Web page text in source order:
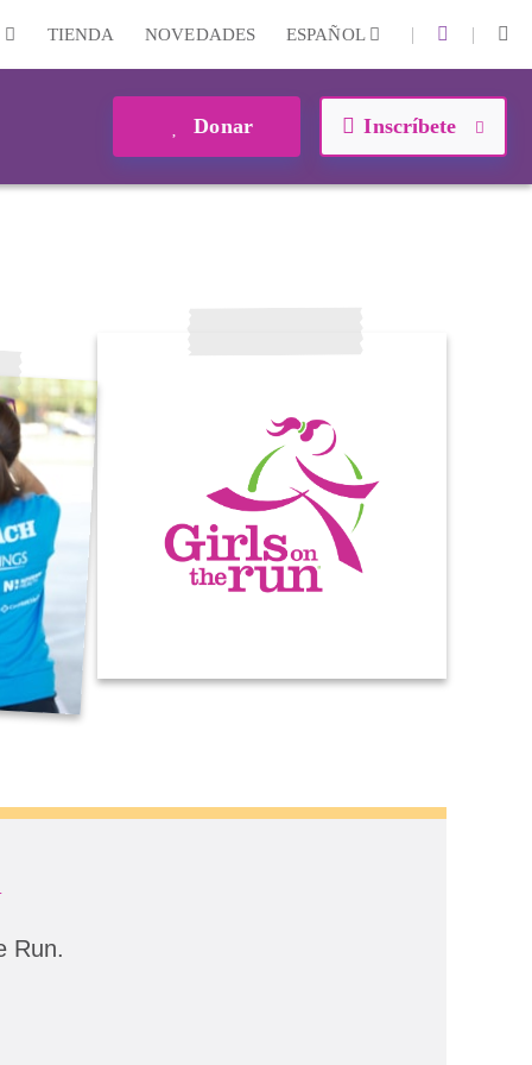
TIENDA NOVEDADES ESPAÑOL | |
Donar Inscríbete
Run.